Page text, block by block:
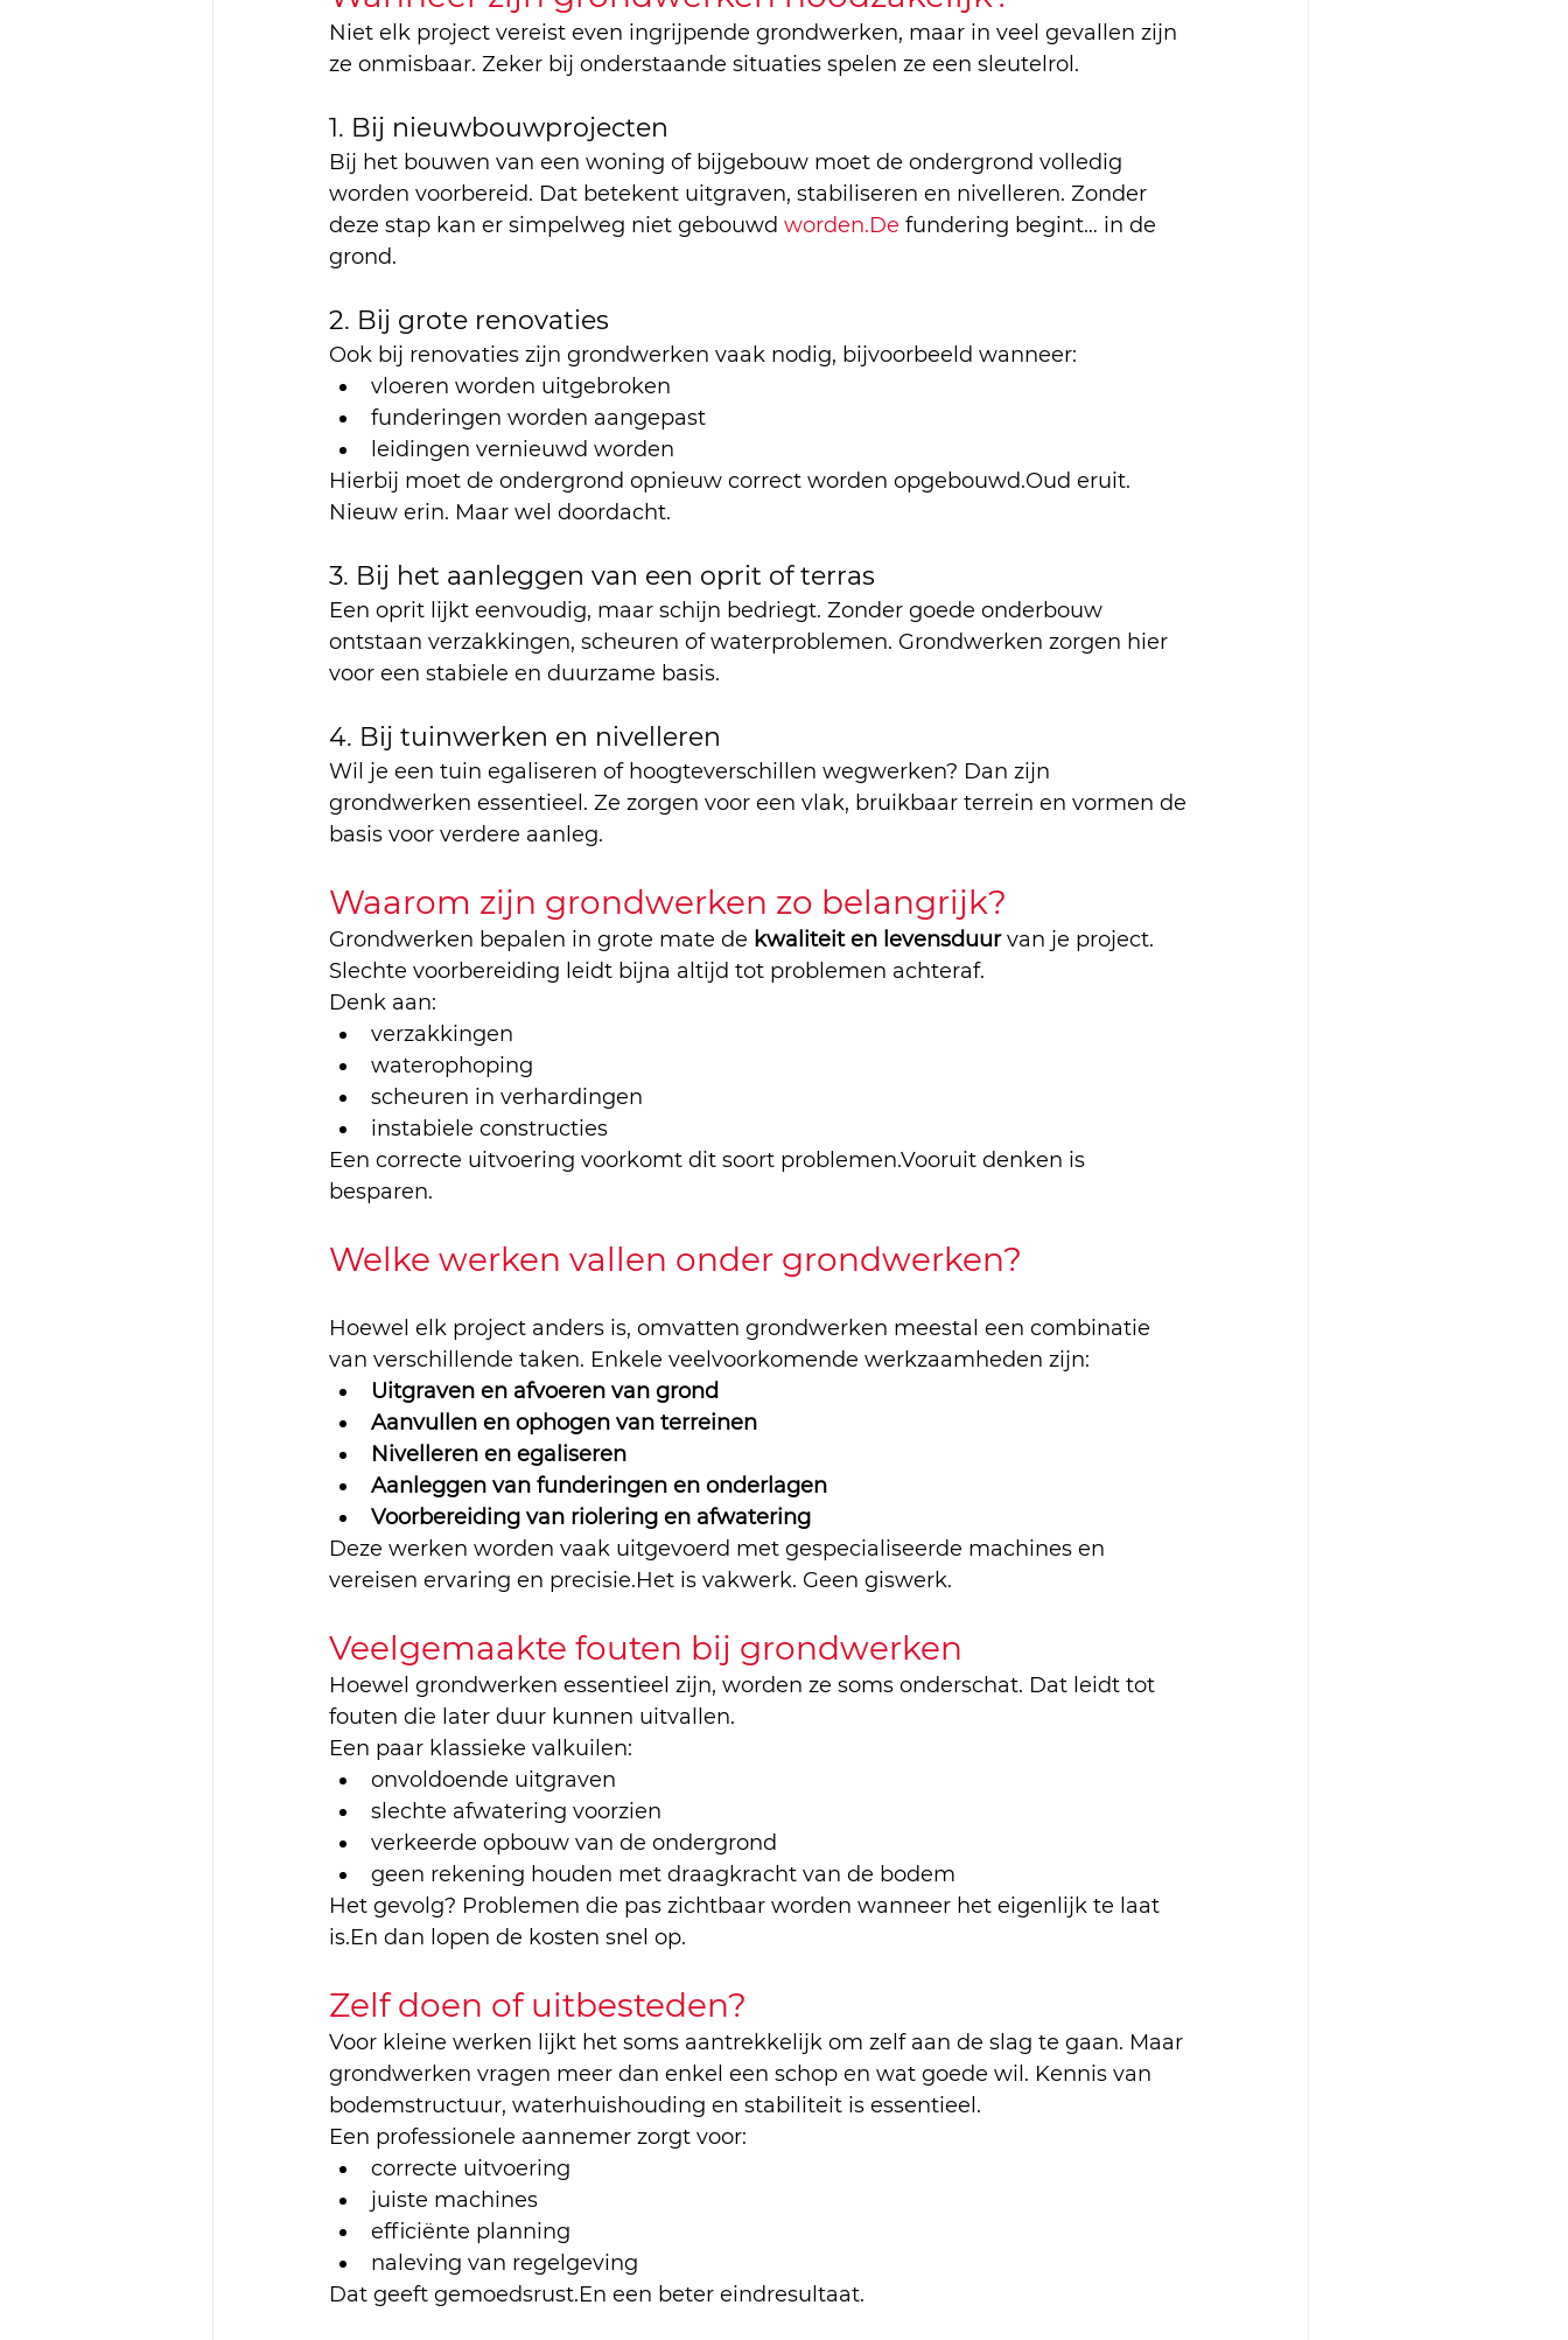
Niet elk project vereist even ingrijpende grondwerken, maar in veel gevallen zijn
ze onmisbaar. Zeker bij onderstaande situaties spelen ze een sleutelrol.
1. Bij nieuwbouwprojecten
Bij het bouwen van een woning of bijgebouw moet de ondergrond volledig
worden voorbereid. Dat betekent uitgraven, stabiliseren en nivelleren. Zonder
deze stap kan er simpelweg niet gebouwd worden.De fundering begint… in de
grond.
2. Bij grote renovaties
Ook bij renovaties zijn grondwerken vaak nodig, bijvoorbeeld wanneer:
vloeren worden uitgebroken
funderingen worden aangepast
leidingen vernieuwd worden
Hierbij moet de ondergrond opnieuw correct worden opgebouwd.Oud eruit.
Nieuw erin. Maar wel doordacht.
3. Bij het aanleggen van een oprit of terras
Een oprit lijkt eenvoudig, maar schijn bedriegt. Zonder goede onderbouw
ontstaan verzakkingen, scheuren of waterproblemen. Grondwerken zorgen hier
voor een stabiele en duurzame basis.
4. Bij tuinwerken en nivelleren
Wil je een tuin egaliseren of hoogteverschillen wegwerken? Dan zijn
grondwerken essentieel. Ze zorgen voor een vlak, bruikbaar terrein en vormen de
basis voor verdere aanleg.
Waarom zijn grondwerken zo belangrijk?
Grondwerken bepalen in grote mate de kwaliteit en levensduur van je project.
Slechte voorbereiding leidt bijna altijd tot problemen achteraf.
Denk aan:
verzakkingen
waterophoping
scheuren in verhardingen
instabiele constructies
Een correcte uitvoering voorkomt dit soort problemen.Vooruit denken is
besparen.
Welke werken vallen onder grondwerken?
Hoewel elk project anders is, omvatten grondwerken meestal een combinatie
van verschillende taken. Enkele veelvoorkomende werkzaamheden zijn:
Uitgraven en afvoeren van grond
Aanvullen en ophogen van terreinen
Nivelleren en egaliseren
Aanleggen van funderingen en onderlagen
Voorbereiding van riolering en afwatering
Deze werken worden vaak uitgevoerd met gespecialiseerde machines en
vereisen ervaring en precisie.Het is vakwerk. Geen giswerk.
Veelgemaakte fouten bij grondwerken
Hoewel grondwerken essentieel zijn, worden ze soms onderschat. Dat leidt tot
fouten die later duur kunnen uitvallen.
Een paar klassieke valkuilen:
onvoldoende uitgraven
slechte afwatering voorzien
verkeerde opbouw van de ondergrond
geen rekening houden met draagkracht van de bodem
Het gevolg? Problemen die pas zichtbaar worden wanneer het eigenlijk te laat
is.En dan lopen de kosten snel op.
Zelf doen of uitbesteden?
Voor kleine werken lijkt het soms aantrekkelijk om zelf aan de slag te gaan. Maar
grondwerken vragen meer dan enkel een schop en wat goede wil. Kennis van
bodemstructuur, waterhuishouding en stabiliteit is essentieel.
Een professionele aannemer zorgt voor:
correcte uitvoering
juiste machines
efficiënte planning
naleving van regelgeving
Dat geeft gemoedsrust.En een beter eindresultaat.